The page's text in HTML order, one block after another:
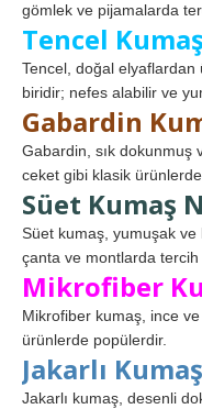
gömlek ve pijamalarda
Tencel
Tencel, doğal
biridir; nefes alabilir ve
Gabardin
Gabardin, sık dokunmuş
ceket gibi klasik ürünlerde
Süet Kumaş
Süet kumaş, yumuşak ve
çanta ve montlarda tercih
Mikrofiber
Mikrofiber kumaş, ince
ürünlerde popülerdir.
Jakarlı
Jakarlı kumaş, desenli